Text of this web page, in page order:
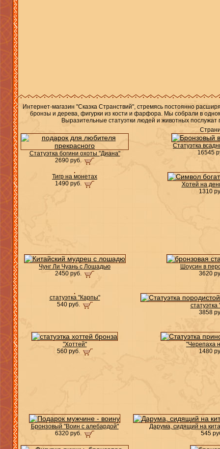
Интернет-магазин "Сказка Странствий", стремясь постоянно
бронзы и дерева, фигурки из кости и фарфора. Мы собрали в
Выразительные статуэтки людей и животных
Статуэтка богини охоты "Диана"
2690 руб.
Статуэтка
16545
Тигр на монетах
1490 руб.
Хотей на
1310
Чунг Ли Чуань с Лошадью
2450 руб.
Шоусин в
3620
статуэтка "Карпы"
540 руб.
3858
"Хоттей"
560 руб.
"Черепаха
1480
Бронзовый "Воин с алебардой"
6320 руб.
Дарума, сидящий на
545